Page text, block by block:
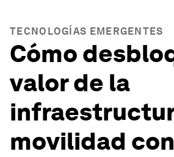
TECNOLOGÍAS EMERGENTES
Cómo
valor de la
movilidad